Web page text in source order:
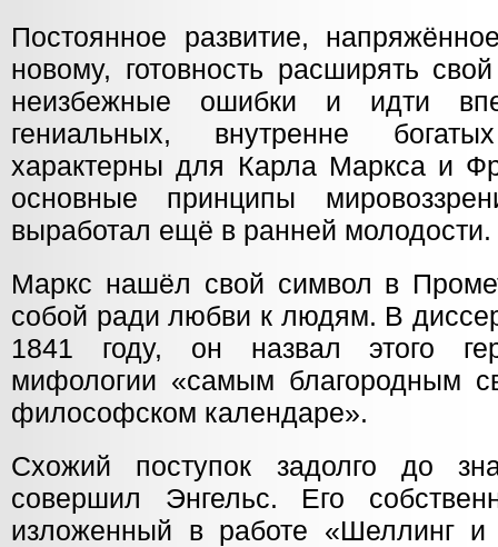
Постоянное развитие,
новому, готовность расширять
неизбежные ошибки и идти
гениальных, внутренне
характерны для Карла Маркса и
основные принципы
выработал ещё в ранней молодости.
Маркс нашёл свой символ в
собой ради любви к людям. В
1841 году, он назвал этого
мифологии «самым благородным
философском календаре».
Схожий поступок задолго до
совершил Энгельс. Его
изложенный в работе «Шеллинг и